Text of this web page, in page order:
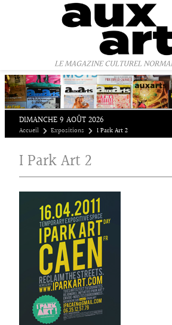
LE MAGAZINE CULTUREL
DIMANCHE 9 AOÛT 2026
Accueil Expositions I Park Art 2
I Park Art 2
Panneau de gestion des cookies